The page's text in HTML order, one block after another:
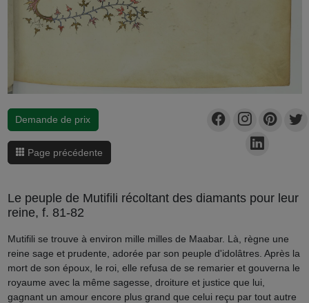
Demande de prix
Page précédente
Le peuple de Mutifili récoltant des diamants pour leur
reine, f. 81-82
Mutifili se trouve à environ mille milles de Maabar. Là, règne une
reine sage et prudente, adorée par son peuple d'idolâtres. Après la
mort de son époux, le roi, elle refusa de se remarier et gouverna le
royaume avec la même sagesse, droiture et justice que lui,
gagnant un amour encore plus grand que celui reçu par tout autre